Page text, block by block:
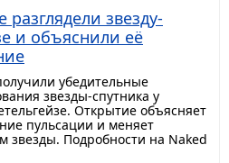
звезду-
и объяснили её
убедительные
звезды-спутника у
Открытие объясняет
пульсации и меняет
звезды. Подробности на Naked